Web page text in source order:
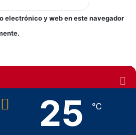
electrónico y web en este navegador
25 ℃